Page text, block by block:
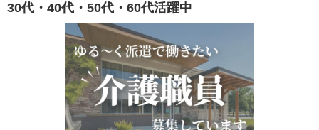
30代・40代・50代・60代活躍中